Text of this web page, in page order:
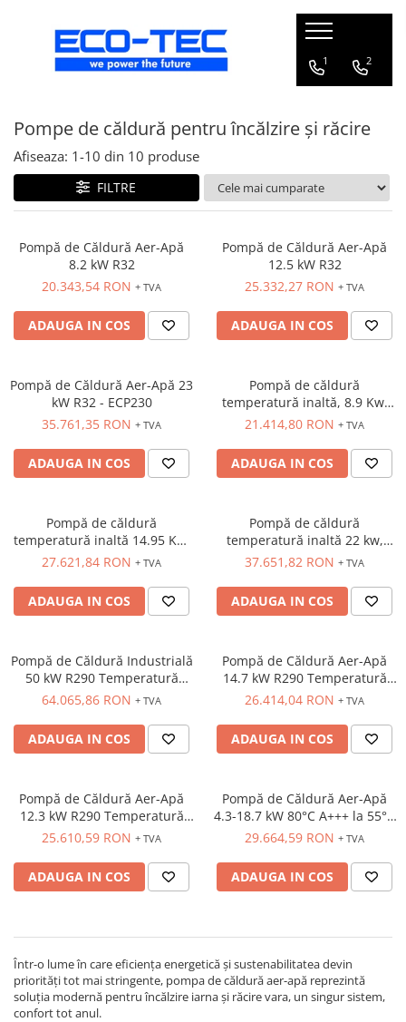
Pompe de căldură, boilere și accesorii
Pompe de căldură pentru încălzire
și răcire
Pompe de căldură piscină
Boilere pentru pompe de căldură
boiler și vană 3 căi
Accesorii pompă de căldură
1 2
Pompe de căldură pentru încălzire și răcire
Afiseaza: 1-10 din 10 produse
FILTRE
Pompă de Căldură Aer-Apă
8.2 kW R32
20.343,54 RON + TVA
ADAUGA IN COS
Pompă de Căldură Aer-Apă
12.5 kW R32
25.332,27 RON + TVA
ADAUGA IN COS
Pompă de Căldură Aer-Apă 23
kW R32 - ECP230
35.761,35 RON + TVA
ADAUGA IN COS
Pompă de căldură
temperatură inaltă, 8.9 Kw,
R290
21.414,80 RON + TVA
ADAUGA IN COS
Pompă de căldură
temperatură inaltă 14.95 Kw,
R290
27.621,84 RON + TVA
ADAUGA IN COS
Pompă de căldură
temperatură inaltă 22 kw,
R290
37.651,82 RON + TVA
ADAUGA IN COS
Pompă de Căldură Industrială
50 kW R290 Temperatură
Înaltă - ECPL500
64.065,86 RON + TVA
ADAUGA IN COS
Pompă de Căldură Aer-Apă
14.7 kW R290 Temperatură
Înaltă - ECP149
26.414,04 RON + TVA
ADAUGA IN COS
Pompă de Căldură Aer-Apă
12.3 kW R290 Temperatură
Înaltă - ECP123
25.610,59 RON + TVA
ADAUGA IN COS
Pompă de Căldură Aer-Apă
4.3-18.7 kW 80°C A+++ la 55°C
Funcționare -30°C - ECU149-
29.664,59 RON + TVA
ADAUGA IN COS
Într-o lume în care eficiența energetică și sustenabilitatea devin
priorități tot mai stringente, pompa de căldură aer-apă reprezintă
soluția modernă pentru încălzire iarna și răcire vara, un singur sistem,
confort tot anul.